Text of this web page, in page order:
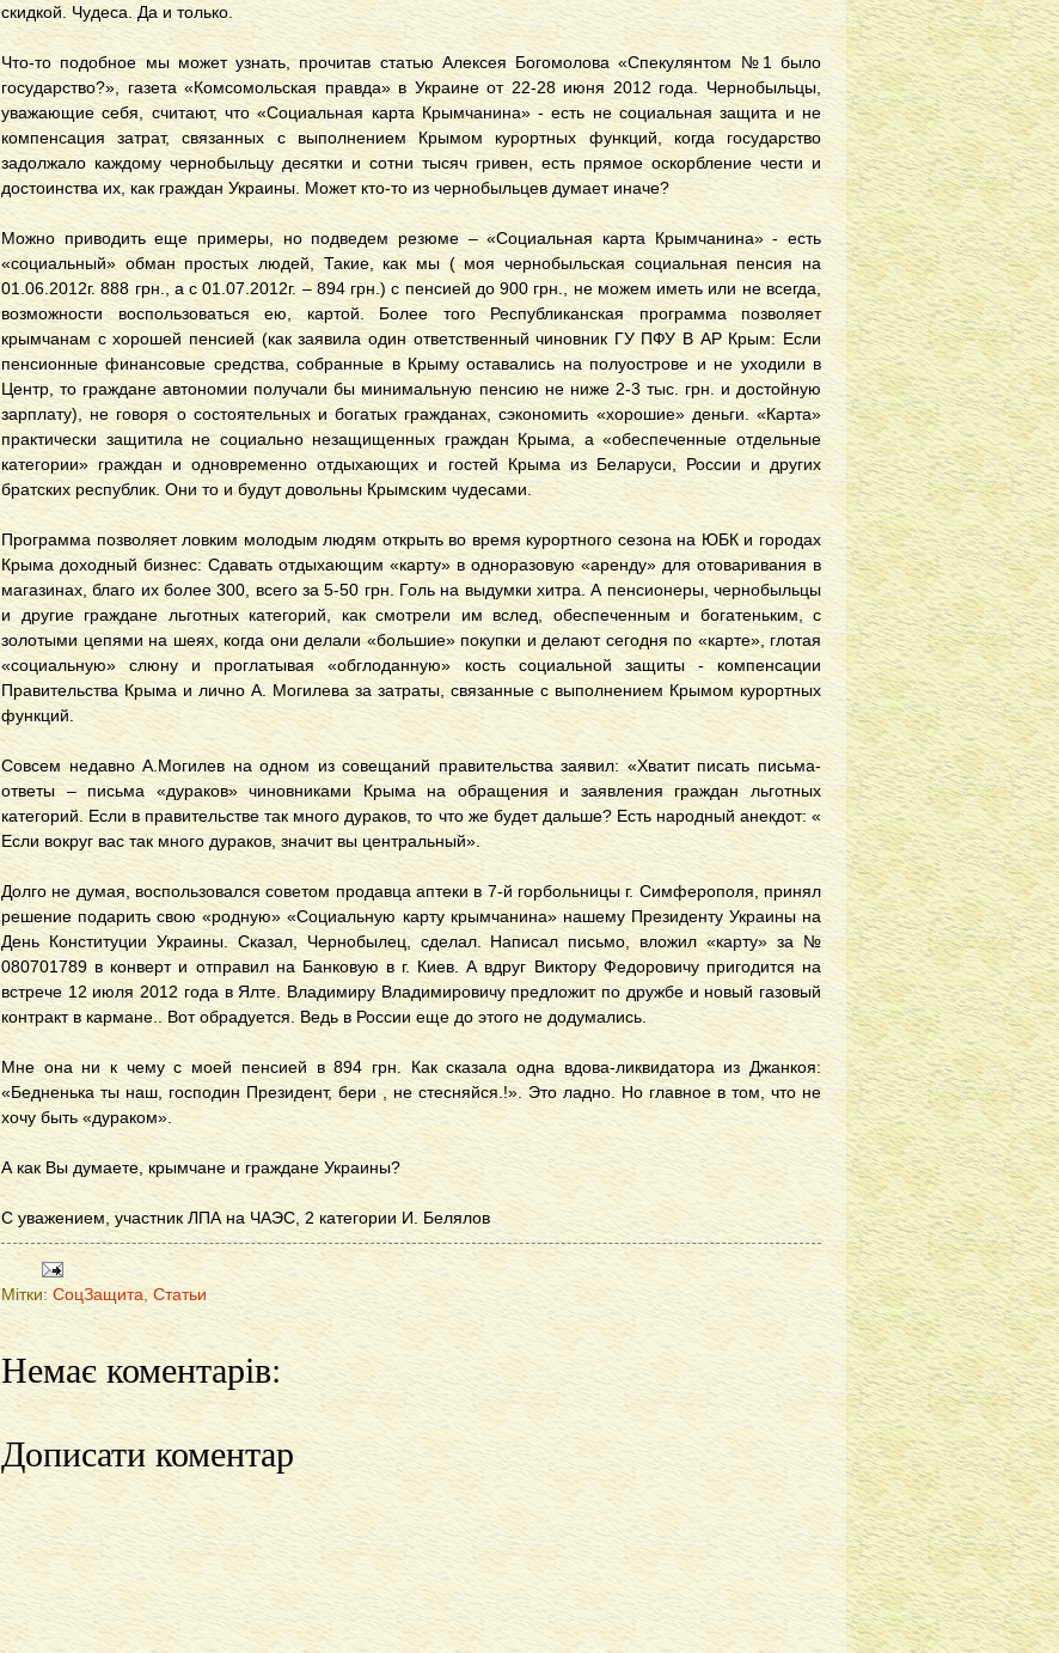
скидкой. Чудеса. Да и только.
Что-то подобное мы может узнать, прочитав статью Алексея Богомолова «Спекулянтом №1 было
государство?», газета «Комсомольская правда» в Украине от 22-28 июня 2012 года. Чернобыльцы,
уважающие себя, считают, что «Социальная карта Крымчанина» - есть не социальная защита и не
компенсация затрат, связанных с выполнением Крымом курортных функций, когда государство
задолжало каждому чернобыльцу десятки и сотни тысяч гривен, есть прямое оскорбление чести и
достоинства их, как граждан Украины. Может кто-то из чернобыльцев думает иначе?
Можно приводить еще примеры, но подведем резюме – «Социальная карта Крымчанина» - есть
«социальный» обман простых людей, Такие, как мы ( моя чернобыльская социальная пенсия на
01.06.2012г. 888 грн., а с 01.07.2012г. – 894 грн.) с пенсией до 900 грн., не можем иметь или не всегда,
возможности воспользоваться ею, картой. Более того Республиканская программа позволяет
крымчанам с хорошей пенсией (как заявила один ответственный чиновник ГУ ПФУ В АР Крым: Если
пенсионные финансовые средства, собранные в Крыму оставались на полуострове и не уходили в
Центр, то граждане автономии получали бы минимальную пенсию не ниже 2-3 тыс. грн. и достойную
зарплату), не говоря о состоятельных и богатых гражданах, сэкономить «хорошие» деньги. «Карта»
практически защитила не социально незащищенных граждан Крыма, а «обеспеченные отдельные
категории» граждан и одновременно отдыхающих и гостей Крыма из Беларуси, России и других
братских республик. Они то и будут довольны Крымским чудесами.
Программа позволяет ловким молодым людям открыть во время курортного сезона на ЮБК и городах
Крыма доходный бизнес: Сдавать отдыхающим «карту» в одноразовую «аренду» для отоваривания в
магазинах, благо их более 300, всего за 5-50 грн. Голь на выдумки хитра. А пенсионеры, чернобыльцы
и другие граждане льготных категорий, как смотрели им вслед, обеспеченным и богатеньким, с
золотыми цепями на шеях, когда они делали «большие» покупки и делают сегодня по «карте», глотая
«социальную» слюну и проглатывая «обглоданную» кость социальной защиты - компенсации
Правительства Крыма и лично А. Могилева за затраты, связанные с выполнением Крымом курортных
функций.
Совсем недавно А.Могилев на одном из совещаний правительства заявил: «Хватит писать письма-
ответы – письма «дураков» чиновниками Крыма на обращения и заявления граждан льготных
категорий. Если в правительстве так много дураков, то что же будет дальше? Есть народный анекдот: «
Если вокруг вас так много дураков, значит вы центральный».
Долго не думая, воспользовался советом продавца аптеки в 7-й горбольницы г. Симферополя, принял
решение подарить свою «родную» «Социальную карту крымчанина» нашему Президенту Украины на
День Конституции Украины. Сказал, Чернобылец, сделал. Написал письмо, вложил «карту» за №
080701789 в конверт и отправил на Банковую в г. Киев. А вдруг Виктору Федоровичу пригодится на
встрече 12 июля 2012 года в Ялте. Владимиру Владимировичу предложит по дружбе и новый газовый
контракт в кармане.. Вот обрадуется. Ведь в России еще до этого не додумались.
Мне она ни к чему с моей пенсией в 894 грн. Как сказала одна вдова-ликвидатора из Джанкоя:
«Бедненька ты наш, господин Президент, бери , не стесняйся.!». Это ладно. Но главное в том, что не
хочу быть «дураком».
А как Вы думаете, крымчане и граждане Украины?
С уважением, участник ЛПА на ЧАЭС, 2 категории И. Белялов
Мітки: СоцЗащита, Статьи
Немає коментарів:
Дописати коментар